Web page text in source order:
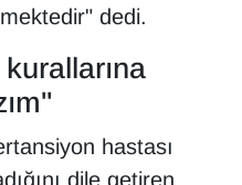
dedi.
hastası
dile getiren